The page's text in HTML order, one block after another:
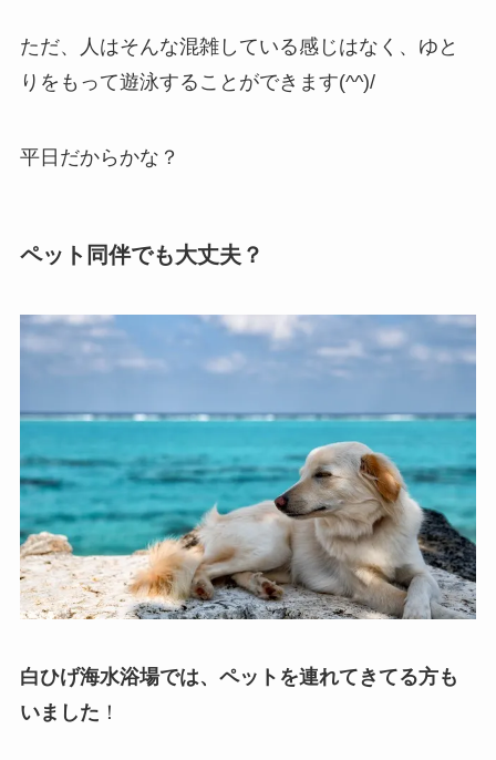
ただ、人はそんな混雑している感じはなく、ゆと
りをもって遊泳することができます(^^)/
平日だからかな？
ペット同伴でも大丈夫？
白ひげ海水浴場では、ペットを連れてきてる方も
いました ！